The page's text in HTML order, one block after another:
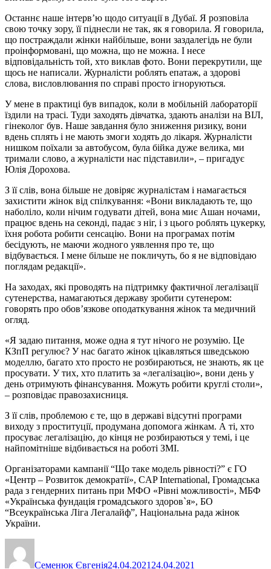
Останнє наше інтерв’ю щодо ситуації в Дубаї. Я розповіла
свою точку зору, її піднесли не так, як я говорила. Я говорила,
що постраждали жінки найбільше, вони заздалегідь не були
проінформовані, що можна, що не можна. І несе
відповідальність той, хто виклав фото. Вони перекрутили, ще
щось не написали. Журналісти роблять епатаж, а здорові
слова, висловлювання по справі просто ігноруються.
У мене в практиці був випадок, коли в мобільній лабораторії
їздили на трасі. Туди заходять дівчатка, здають аналізи на ВІЛ,
гінеколог був. Наше завдання було зниження ризику, вони
вдень сплять і не мають змоги ходять до лікаря. Журналісти
нишком поїхали за автобусом, була бійка дуже велика, ми
тримали слово, а журналісти нас підставили», – пригадує
Юлія Дорохова.
З її слів, вона більше не довіряє журналістам і намагається
захистити жінок від спілкування: «Вони викладають те, що
наболіло, коли нічим годувати дітей, вона миє Ашан ночами,
працює вдень на секонді, падає з ніг, і з цього роблять цукерку,
їхня робота робити сенсацію. Вони на програмах потім
бесідують, не маючи жодного уявлення про те, що
відбувається. І мене більше не покличуть, бо я не відповідаю
поглядам редакції».
На заходах, які проводять на підтримку фактичної легалізації
сутенерства, намагаються державу зробити сутенером:
говорять про обов’язкове оподаткування жінок та медичний
огляд.
«Я задаю питання, може одна я тут нічого не розумію. Це
КЗпП регулює? У нас багато жінок цікавляться шведською
моделлю, багато хто просто не розбираються, не знають, як це
просувати. У тих, хто платить за «легалізацію», вони день у
день отримують фінансування. Можуть робити круглі столи»,
– розповідає правозахисниця.
З її слів, проблемою є те, що в державі відсутні програми
виходу з проституції, продумана допомога жінкам. А ті, хто
просуває легалізацію, до кінця не розбираються у темі, і це
найпомітніше відбивається на роботі ЗМІ.
Організаторами кампанії “Що таке модель рівності?” є ГО
«Центр – Розвиток демократії», CAP International, Громадська
рада з гендерних питань при МФО «Рівні можливості», МБФ
«Українська фундація громадського здоров`я», БО
“Всеукраїнська Ліга Легалайф”, Національна рада жінок
України.
Семенюк Євгенія24.04.2021 24.04.2021